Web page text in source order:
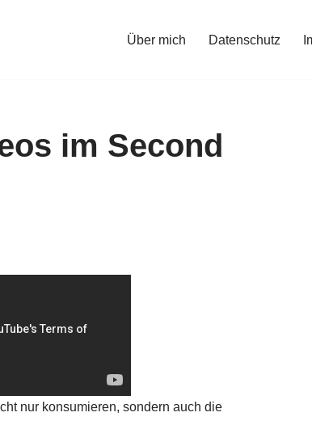
Über mich Datenschutz
im Second
nur konsumieren, sondern auch die